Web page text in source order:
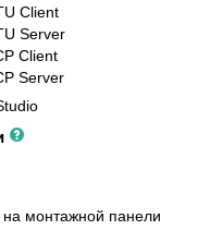
Client
Server
Client
Server
на монтажной панели